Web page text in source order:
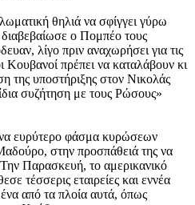
θηλιά να σφίγγει γύρω
ο Πομπέο τους
λίγο πριν αναχωρήσει για τις
πρέπει να καταλάβουν κι
της υποστήριξης στον Νικολάς
συζήτηση με τους Ρώσους»
ευρύτερο φάσμα κυρώσεων
στην προσπάθειά της να
Παρασκευή, το αμερικανικό
τέσσερις εταιρείες και εννέα
από τα πλοία αυτά, όπως